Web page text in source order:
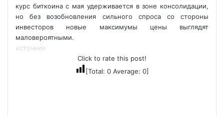
курс биткоина с мая удерживается в зоне консолидации,
но без возобновления сильного спроса со стороны
инвесторов новые максимумы цены выглядят
маловероятными.
источник
Click to rate this post!
[Total: 0Average: 0]